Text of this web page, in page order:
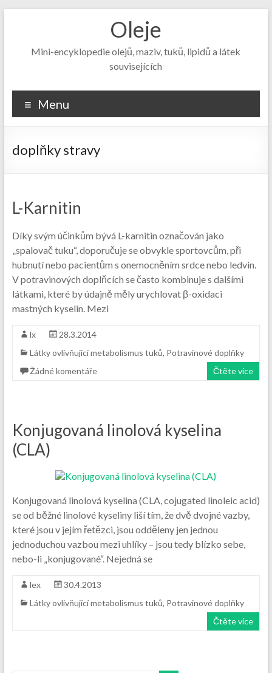
Oleje
Mini-encyklopedie olejů, maziv, tuků, lipidů a látek
souvisejících
Menu
doplňky stravy
L-Karnitin
Díky svým účinkům bývá L-karnitin označován jako
„spalovač tuku“, doporučuje se obvykle sportovcům, při
hubnutí nebo pacientům s onemocněním srdce nebo ledvin.
V potravinových doplňcích se často kombinuje s dalšími
látkami, které by údajně měly urychlovat β-oxidaci
mastných kyselin. Mezi
lx
28.3.2014
Látky ovlivňující metabolismus tuků, Potravinové doplňky
Žádné komentáře
Čtěte více
Konjugovaná linolová kyselina
(CLA)
Konjugovaná linolová kyselina (CLA, cojugated linoleic acid)
se od běžné linolové kyseliny liší tím, že dvě dvojné vazby,
které jsou v jejím řetězci, jsou odděleny jen jednou
jednoduchou vazbou mezi uhlíky – jsou tedy blízko sebe,
nebo-li „konjugované“. Nejedná se
lex
30.4.2013
Látky ovlivňující metabolismus tuků, Potravinové doplňky
Čtěte více